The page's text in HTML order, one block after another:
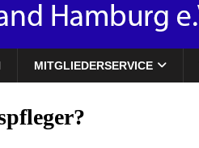
MITGLIEDERSERVICE